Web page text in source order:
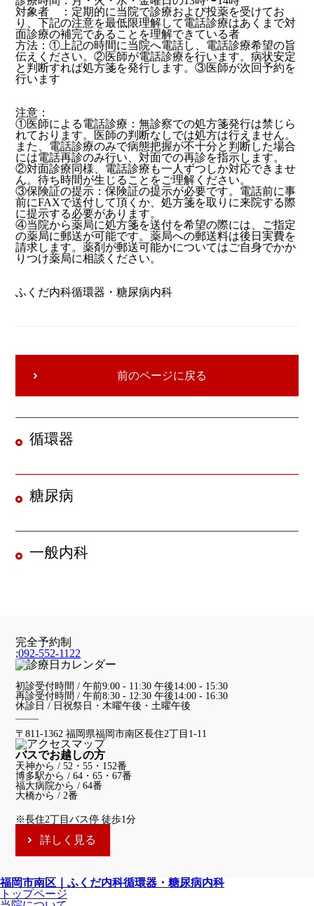
対象者 ：定期的に当院で診療および投薬を受けてお
り、下記の注意を最低限理解して電話診療はあくまで対
面診療の補完であることを理解できている者
方法：①上記の時間に当院へ電話し、電話診療希望の旨
伝えください。②医師が電話診療を行います。病状安定
と判断すれば処方箋を発行します。③医師が次回予約を
行います
注意：
①医師による電話診療：無診察での処方箋発行は禁じら
れております。医師の判断なしでは処方は行えません。
また、電話診療のみで病態把握が不十分と判断した場合
には電話再診のみ行い、対面での再診を指示します。
②対面診療同様、電話診療も一人ずつしか対応できませ
ん。待ち時間が生じることをご理解ください。
③保険証の提示：保険証の提示が必要です。電話前に事
前にFAXで送付して頂くか、処方箋を取りに来院する際
に提示する必要があります。
④当院から薬局に処方箋を送付を希望の際には、ご指定
の薬局に郵送が可能です。薬局への郵送料は後日実費を
請求します。薬剤が郵送可能かについてはご自身でかか
りつけ薬局に相談ください。
ふくだ内科循環器・糖尿病内科
前のページに戻る
循環器
糖尿病
一般内科
完全予約制
;092-552-1122
初診受付時間 / 午前9:00 - 11:30 午後14:00 - 15:30
再診受付時間 / 午前8:30 - 12:30 午後14:00 - 16:30
休診日 / 日祝祭日・木曜午後・土曜午後
〒811-1362 福岡県福岡市南区長住2丁目1-11
バスでお越しの方
天神から / 52・55・152番
博多駅から / 64・65・67番
福大病院から / 64番
大橋から / 2番
※長住2丁目バス停 徒歩1分
詳しく見る
福岡市南区｜ふくだ内科循環器・糖尿病内科
トップページ